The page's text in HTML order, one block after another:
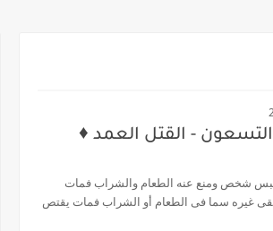
- القتل العمد ♦️
شخص ومنع عنه الطعام والشراب فمات
سما فى الطعام أو الشراب فمات يقتص